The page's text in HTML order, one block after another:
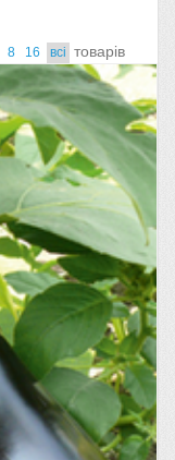
8 16 всi товарiв